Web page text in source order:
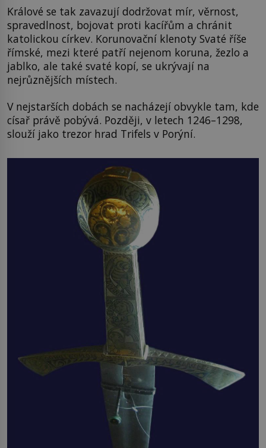
Králové se tak zavazují dodržovat mír, věrnost,
spravedlnost, bojovat proti kacířům a chránit
katolickou církev. Korunovační klenoty Svaté říše
římské, mezi které patří nejenom koruna, žezlo a
jablko, ale také svaté kopí, se ukrývají na
nejrůznějších místech.
V nejstarších dobách se nacházejí obvykle tam, kde
císař právě pobývá. Později, v letech 1246–1298,
slouží jako trezor hrad Trifels v Porýní.